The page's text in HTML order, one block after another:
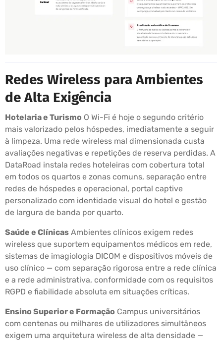
Redes Wireless para Ambientes
de Alta Exigência
Hotelaria e Turismo O Wi-Fi é hoje o segundo critério
mais valorizado pelos hóspedes, imediatamente a seguir
à limpeza. Uma rede wireless mal dimensionada custa
avaliações negativas e repetições de reserva perdidas. A
DataRoad instala redes hoteleiras com cobertura total
em todos os quartos e zonas comuns, separação entre
redes de hóspedes e operacional, portal captive
personalizado com identidade visual do hotel e gestão
de largura de banda por quarto.
Saúde e Clínicas Ambientes clínicos exigem redes
wireless que suportem equipamentos médicos em rede,
sistemas de imagiologia DICOM e dispositivos móveis de
uso clínico — com separação rigorosa entre a rede clínica
e a rede administrativa, conformidade com os requisitos
RGPD e fiabilidade absoluta em situações críticas.
Ensino Superior e Formação Campus universitários
com centenas ou milhares de utilizadores simultâneos
exigem uma arquitetura wireless de alta densidade —